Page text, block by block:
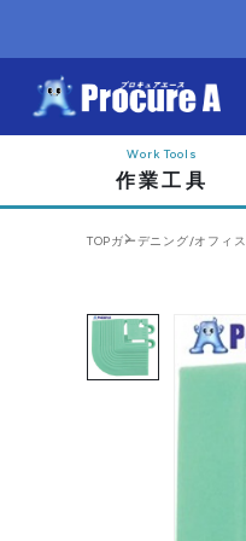
作業工具
TOPガーデニング/オフィス